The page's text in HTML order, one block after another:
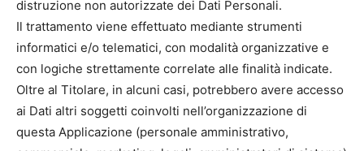
distruzione non autorizzate dei Dati Personali.
Il trattamento viene effettuato mediante strumenti
informatici e/o telematici, con modalità organizzative e
con logiche strettamente correlate alle finalità indicate.
Oltre al Titolare, in alcuni casi, potrebbero avere accesso
ai Dati altri soggetti coinvolti nell’organizzazione di
questa Applicazione (personale amministrativo,